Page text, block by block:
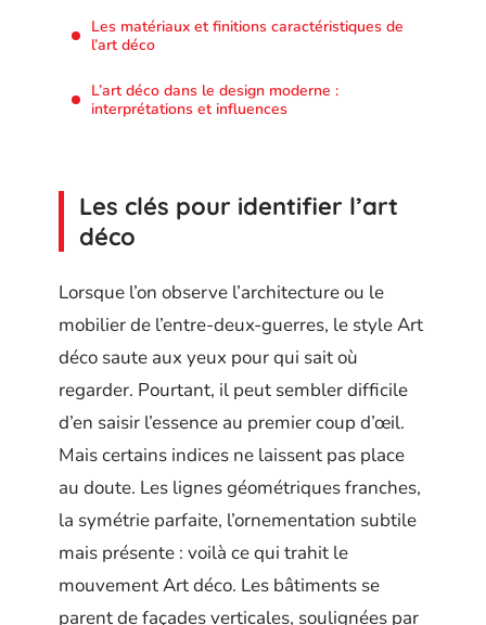
Les matériaux et finitions caractéristiques de
l’art déco
L’art déco dans le design moderne :
interprétations et influences
Les clés pour identifier l’art
déco
Lorsque l’on observe l’architecture ou le
mobilier de l’entre-deux-guerres, le style Art
déco saute aux yeux pour qui sait où
regarder. Pourtant, il peut sembler difficile
d’en saisir l’essence au premier coup d’œil.
Mais certains indices ne laissent pas place
au doute. Les lignes géométriques franches,
la symétrie parfaite, l’ornementation subtile
mais présente : voilà ce qui trahit le
mouvement Art déco. Les bâtiments se
parent de façades verticales, soulignées par